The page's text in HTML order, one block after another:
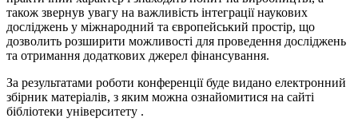
також звернув увагу на важливість інтеграції наукових
досліджень у міжнародний та європейський простір, що
дозволить розширити можливості для проведення досліджень
та отримання додаткових джерел фінансування.
За результатами роботи конференції буде видано електронний
збірник матеріалів, з яким можна ознайомитися на сайті
бібліотеки університету .